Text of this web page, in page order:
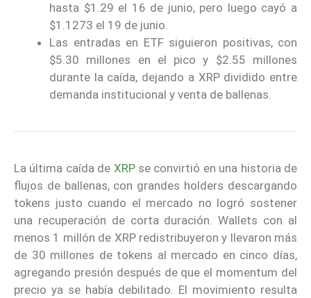
hasta $1.29 el 16 de junio, pero luego cayó a
$1.1273 el 19 de junio.
Las entradas en ETF siguieron positivas, con
$5.30 millones en el pico y $2.55 millones
durante la caída, dejando a XRP dividido entre
demanda institucional y venta de ballenas.
La última caída de XRPse convirtió en una historia de
flujos de ballenas, con grandes holders descargando
tokens justo cuando el mercado no logró sostener
una recuperación de corta duración. Wallets con al
menos 1 millón de XRP redistribuyeron y llevaron más
de 30 millones de tokens al mercado en cinco días,
agregando presión después de que el momentum del
precio ya se había debilitado. El movimiento resulta